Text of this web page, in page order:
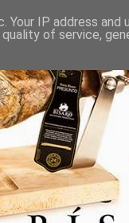
IP address and
of service,